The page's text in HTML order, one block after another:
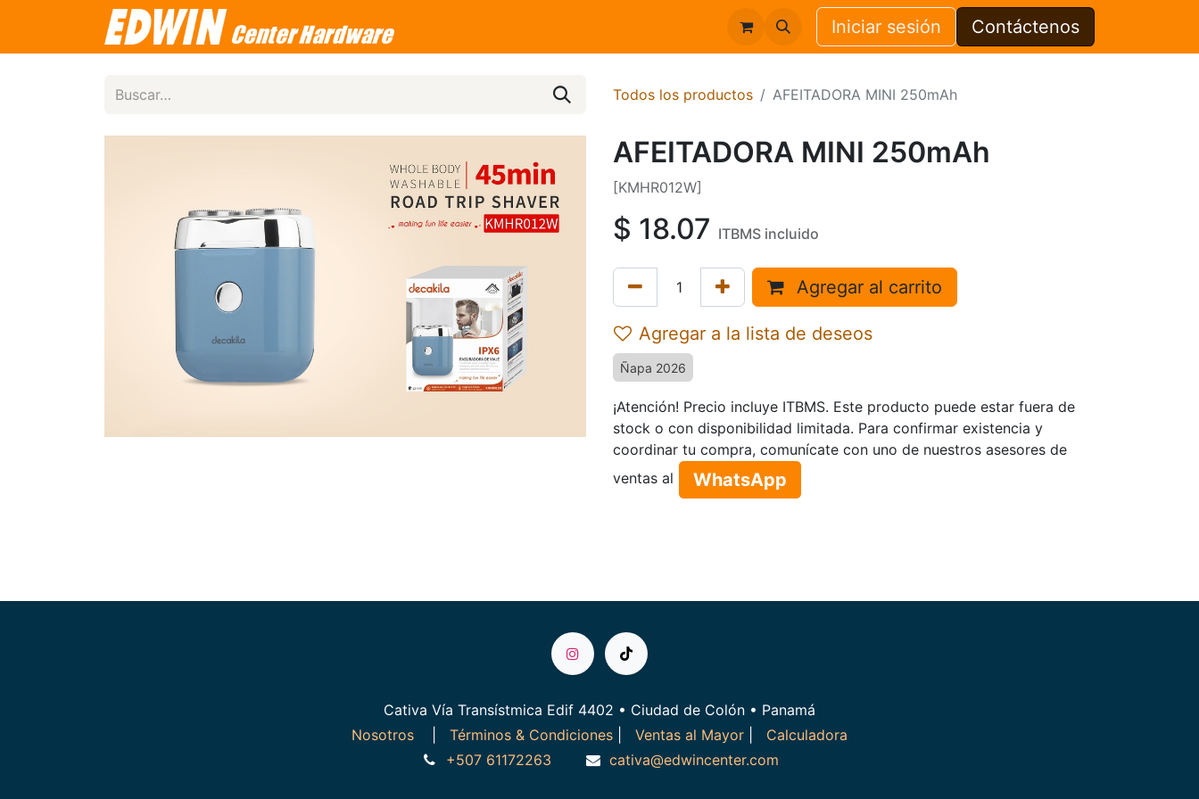
Iniciar sesión Contáctenos
Todos los productos AFEITADORA MINI 250mAh
AFEITADORA MINI 250mAh
[KMHR012W]
$ 18.07 ITBMS incluido
Agregar al carrito
Agregar a la lista de deseos
Ñapa 2026
¡Atención! Precio incluye ITBMS. Este producto puede estar fuera de
stock o con disponibilidad limitada. Para confirmar existencia y
coordinar tu compra, comunícate con uno de nuestros asesores de
ventas al
WhatsApp​​​​
Cativa Vía Transístmica Edif 4402 • Ciudad de Colón • Panamá
Nosotros
Términos & Condiciones Ventas al Mayor
Calculadora
+507 61172263
cativa@edwincenter.com